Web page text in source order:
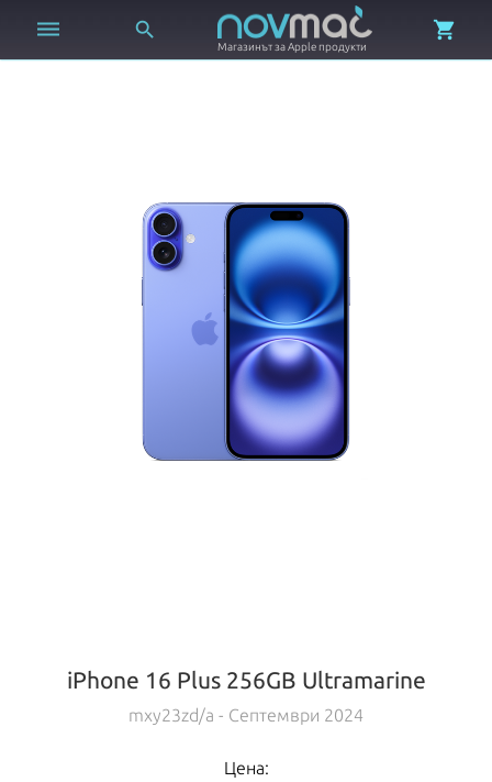
 
Магазинът за Apple продукти

iPhone 16 Plus 256GB Ultramarine
mxy23zd/a - Септември 2024
Цена: